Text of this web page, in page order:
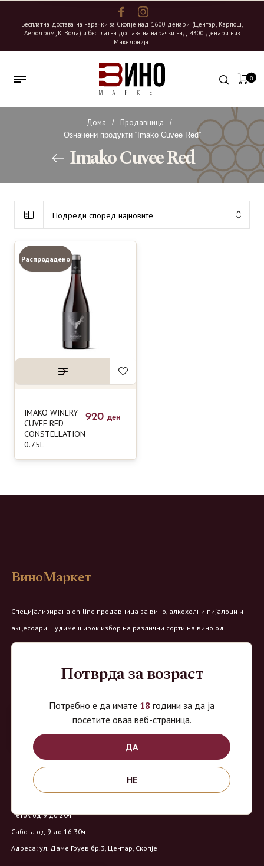
Бесплатна достава на нарачки за Скопје над 1600 денари (Центар, Карпош,
Аеродром, К. Вода) и бесплатна достава на нарачки над 4300 денари низ
Македонија.
0
Дома / Продавница
/
Означени продукти “Imako Cuvee Red”
Imako Cuvee Red
Подреди според најновите
Распродадено
IMAKO WINERY
CUVEE RED
CONSTELLATION
0.75L
920 ден
ВиноМаркет
Специјализирана on-line продавница за вино, алкохолни пијалоци и
акцесоари. Нудиме широк избор на различни сорти на вино од
домашните винарии, со избор на преку 8 винарии и 150 различни
Продавница на Вино Маркет:
Работно време:
Петок од 9 до 20ч
Сабота од 9 до 16:30ч
Адреса: ул. Даме Груев бр.3, Центар, Скопје
Потврда за возраст
Потребно е да имате 18 години за да ја
посетите оваа веб-страница.
ДА
НЕ